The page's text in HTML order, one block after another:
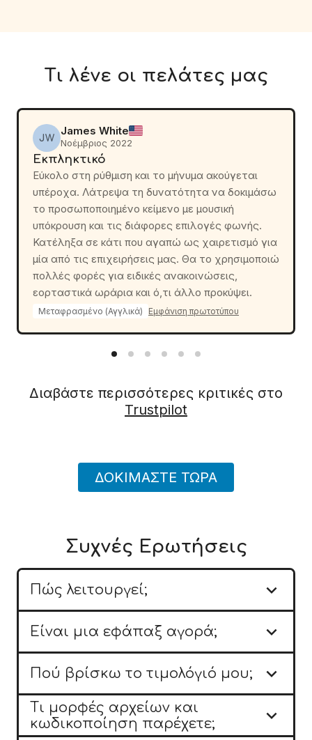
Τι λένε οι πελάτες μας
JW
James White
Νοέμβριος 2022
Εκπληκτικό
Εύκολο στη ρύθμιση και το μήνυμα ακούγεται
υπέροχα. Λάτρεψα τη δυνατότητα να δοκιμάσω
το προσωποποιημένο κείμενο με μουσική
υπόκρουση και τις διάφορες επιλογές φωνής.
Κατέληξα σε κάτι που αγαπώ ως χαιρετισμό για
μία από τις επιχειρήσεις μας. Θα το χρησιμοποιώ
πολλές φορές για ειδικές ανακοινώσεις,
εορταστικά ωράρια και ό,τι άλλο προκύψει.
Μεταφρασμένο (Αγγλικά) Εμφάνιση πρωτοτύπου
Διαβάστε περισσότερες κριτικές στο
Trustpilot
ΔΟΚΙΜΆΣΤΕ ΤΏΡΑ
Συχνές Ερωτήσεις
Πώς λειτουργεί; 
Είναι μια εφάπαξ αγορά; 
Πού βρίσκω το τιμολόγιό μου; 
Τι μορφές αρχείων και
κωδικοποίηση παρέχετε;
